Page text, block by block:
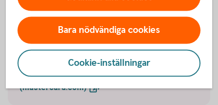
Har du ett Mastercard företagskort? Nu har du
tillgång till Mastercard Business Bonus– ett smart
och smidigt förmånsprogram från Mastercard och
olika samarbetspartners. Ta del av erbjudanden som
kan hjälpa din verksamhet och få ut mer av ditt kort.
Rabatter och erbjudanden från Mastercard
(mastercard.com)
Bara nödvändiga cookies
Cookie-inställningar